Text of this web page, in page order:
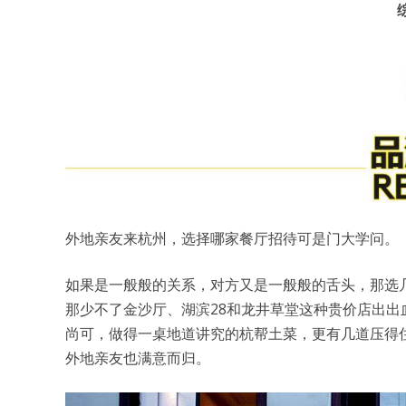
外地亲友来杭州，选择哪家餐厅招待可是门大学问。
如果是一般般的关系，对方又是一般般的舌头，那
那少不了金沙厅、湖滨28和龙井草堂这种贵价店出
尚可，做得一桌地道讲究的杭帮土菜，更有几道压
外地亲友也满意而归。